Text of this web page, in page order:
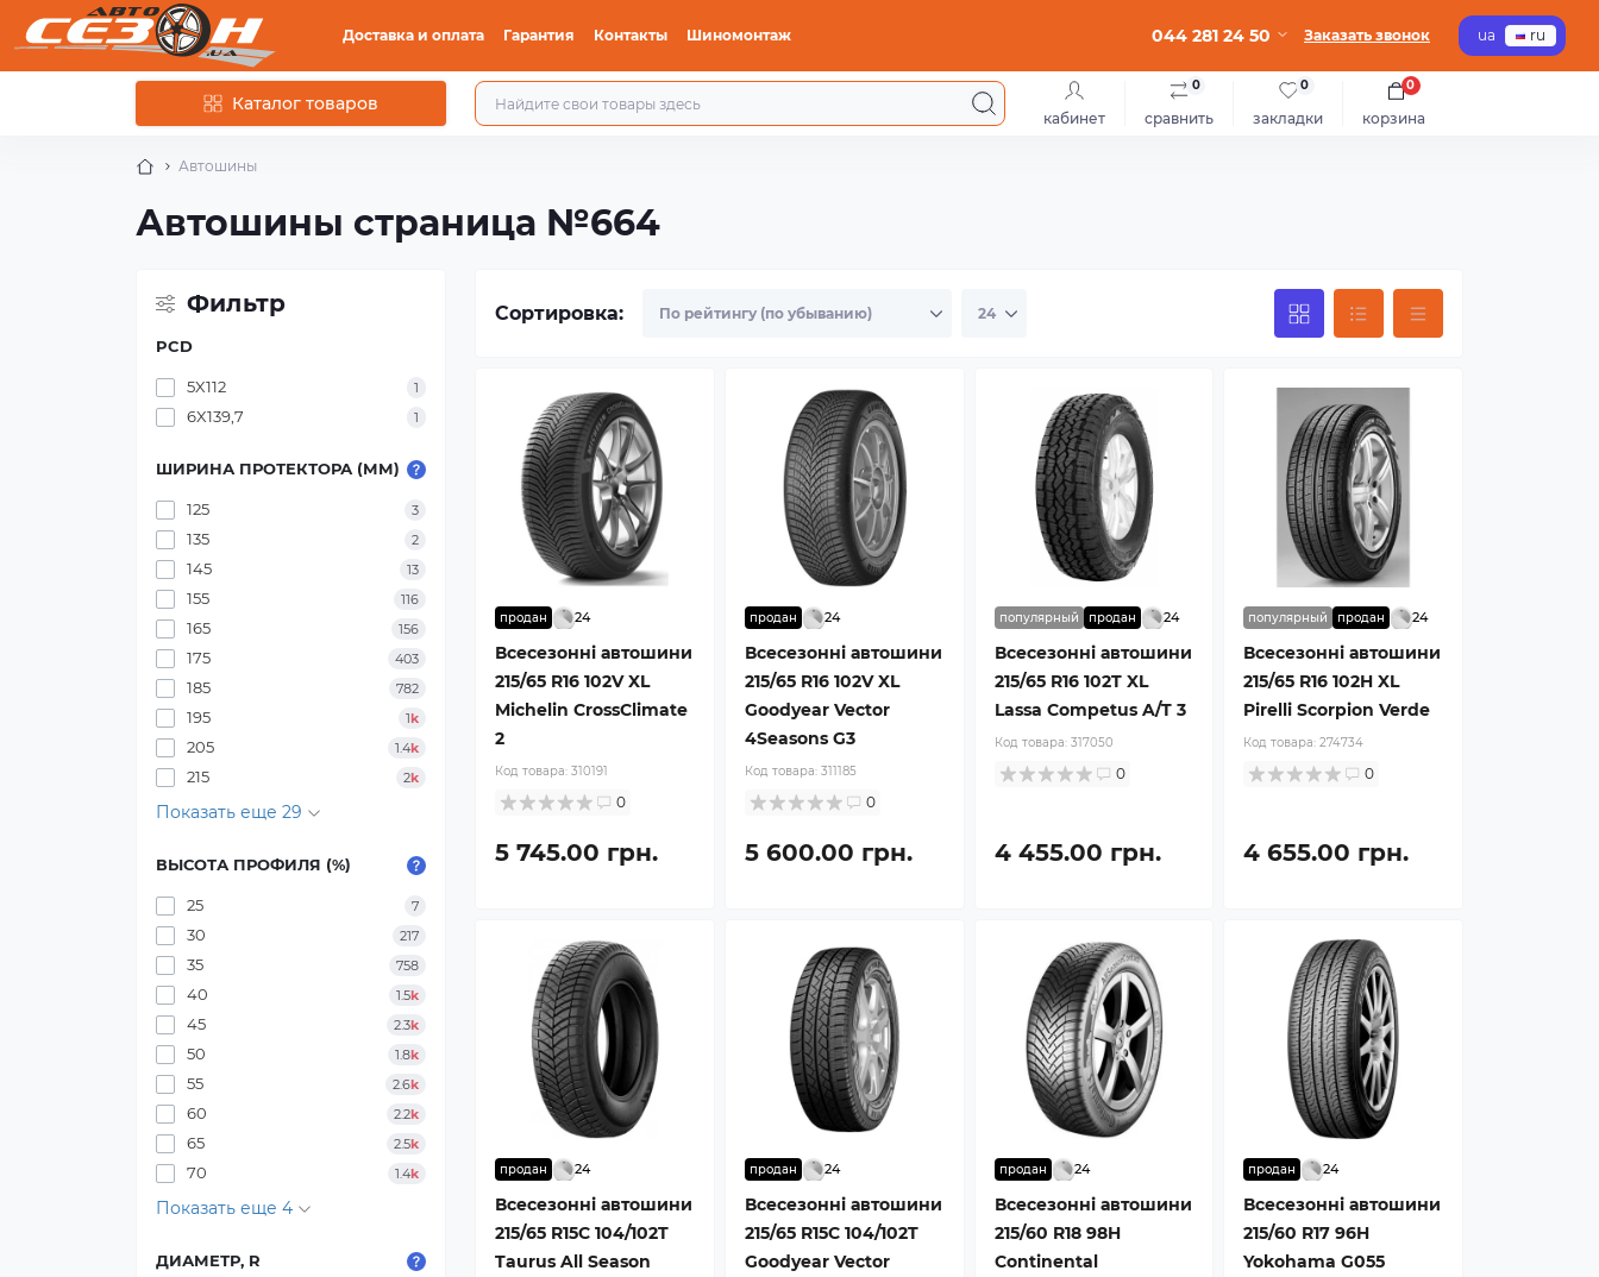
Доставка и оплата Гарантия Контакты Шиномонтаж 044 281 24 50 Заказать звонок ua ru
Каталог товаров
кабинет сравнить
0
закладки
0
корзина
0
Автошины
Автошины страница №664
Фильтр
PCD
5X112 1
6X139,7 1
ШИРИНА ПРОТЕКТОРА (ММ)
125 3
135 2
145 13
155 116
165 156
175 403
185 782
195 1k
205 1.4k
215 2k
Показать еще 29
ВЫСОТА ПРОФИЛЯ (%)
25 7
30 217
35 758
40 1.5k
45 2.3k
50 1.8k
55 2.6k
60 2.2k
65 2.5k
70 1.4k
Показать еще 4
ДИАМЕТР, R
Сортировка:
продан 24
Всесезонні автошини
215/65 R16 102V XL
Michelin CrossClimate
2
Код товара: 310191
0
5 745.00 грн.
продан 24
Всесезонні автошини
215/65 R16 102V XL
Goodyear Vector
4Seasons G3
Код товара: 311185
0
5 600.00 грн.
популярный продан 24
Всесезонні автошини
215/65 R16 102T XL
Lassa Competus A/T 3
Код товара: 317050
0
4 455.00 грн.
популярный продан 24
Всесезонні автошини
215/65 R16 102H XL
Pirelli Scorpion Verde
Код товара:274734
0
4 655.00 грн.
продан 24
Всесезонні автошини
215/65 R15C 104/102T
Taurus All Season
продан 24
Всесезонні автошини
215/65 R15C 104/102T
Goodyear Vector
продан 24
Всесезонні автошини
215/60 R18 98H
Continental
продан 24
Всесезонні автошини
215/60 R17 96H
Yokohama G055